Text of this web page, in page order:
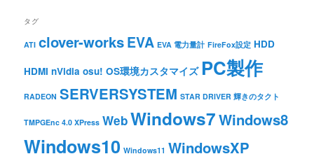
タグ
ATI clover-worksEVA EVA 電力量計 FireFox設定 HDD
HDMI nVidia osu! OS環境カスタマイズ PC製作
RADEON SERVERSYSTEM STAR DRIVER 輝きのタクト
TMPGEnc 4.0 XPress WebWindows7Windows8
Windows10 Windows11 WindowsXP